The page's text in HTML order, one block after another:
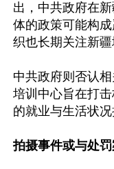
出，中共政府在
体的政策可能构
织也长期关注新疆
中共政府则否认
培训中心旨在打
的就业与生活状况
拍摄事件或与处